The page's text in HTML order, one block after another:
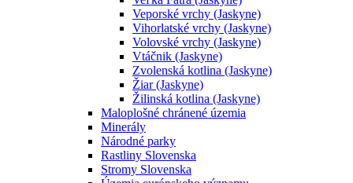
Veporské vrchy (Jaskyne)
Vihorlatské vrchy (Jaskyne)
Volovské vrchy (Jaskyne)
Vtáčnik (Jaskyne)
Zvolenská kotlina (Jaskyne)
Žiar (Jaskyne)
Žilinská kotlina (Jaskyne)
Maloplošné chránené územia
Minerály
Národné parky
Rastliny Slovenska
Stromy Slovenska